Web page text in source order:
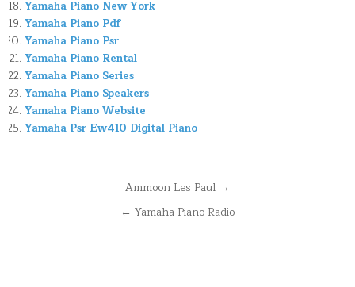
Yamaha Piano New York
Yamaha Piano Pdf
Yamaha Piano Psr
Yamaha Piano Rental
Yamaha Piano Series
Yamaha Piano Speakers
Yamaha Piano Website
Yamaha Psr Ew410 Digital Piano
NavegaciónAmmoon Les Paul →
← Yamaha Piano Radio